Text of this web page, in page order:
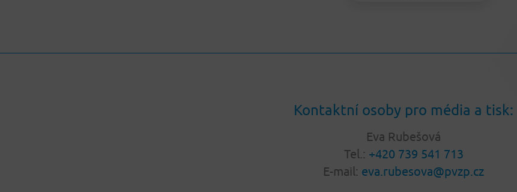
Kontaktní osoby pro média a tisk:
Eva Rubešová
Tel.: +420 739 541 713
E-mail: eva.rubesova@pvzp.cz